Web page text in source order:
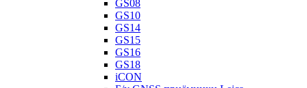
GS08
GS10
GS14
GS15
GS16
GS18
iCON